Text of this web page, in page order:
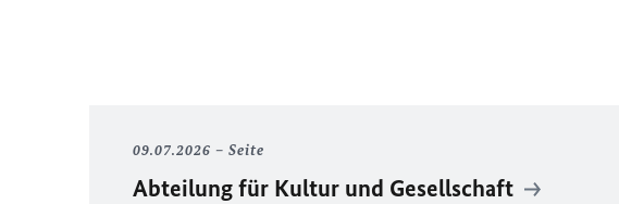
09.07.2026 Seite
Abteilung für Kultur und Gesellschaft